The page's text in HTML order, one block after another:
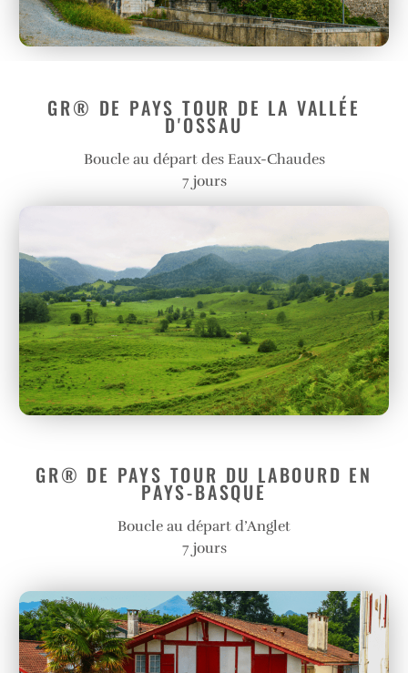
GR® DE PAYS TOUR DE LA VALLÉE
D'OSSAU
Boucle au départ des Eaux-Chaudes
7 jours
GR® DE PAYS TOUR DU LABOURD EN
PAYS-BASQUE
Boucle au départ d’Anglet
7 jours